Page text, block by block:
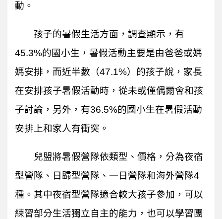
動。
孩子的暑假生活方面，調查顯示，有
45.3%的國小生，暑假活動主要是由爸爸或媽
媽安排，而近半數（47.1%）的孩子說，家長
在安排孩子暑假活動時，從未或僅偶爾會和孩
子討論，另外，有36.5%的國小生在暑假活動
安排上和家人有衝突。
兒盟將暑假營隊依類型、價格，分為夜宿
型營隊、日歸型營隊、一日營隊和海外營隊4
種。其中夜宿型營隊適合較大孩子參加，可以
練習部分生活獨立自主的能力，也可以學習團